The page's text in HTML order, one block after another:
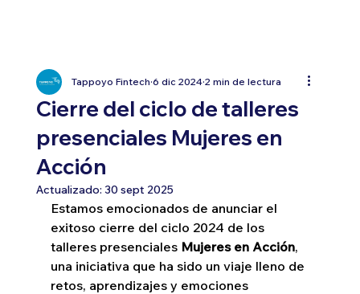
Cierre del ciclo de talleres
presenciales Mujeres en
Acción
Tappoyo Fintech 6 dic 2024 2 min de lectura
Actualizado: 30 sept 2025
Estamos emocionados de anunciar el
exitoso cierre del ciclo 2024 de los
talleres presenciales Mujeres en Acción,
una iniciativa que ha sido un viaje lleno de
retos, aprendizajes y emociones